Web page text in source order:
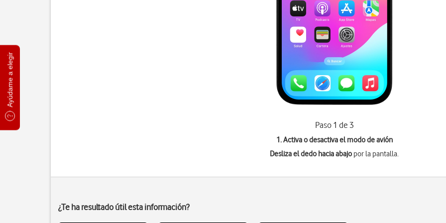
Ayúdame a elegir
Paso 1 de 3
1. Activa o desactiva el modo de avión
Desliza el dedo hacia abajo por la pantalla.
¿Te ha resultado útil esta información?